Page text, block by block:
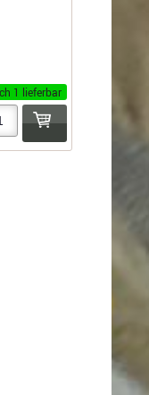
1 lieferbar